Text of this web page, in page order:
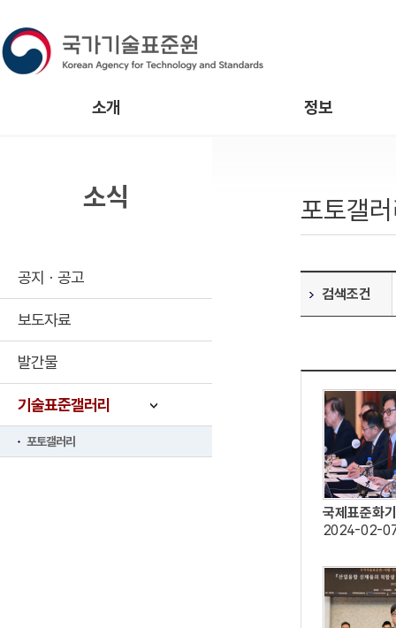
소개 정보
포토갤
검색조건
국제표준화
2024-02-
소식
공지ㆍ공고
보도자료
발간물
기술표준갤러리
포토갤러리